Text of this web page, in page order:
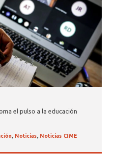
el pulso a la educación
, Noticias, Noticias CIME